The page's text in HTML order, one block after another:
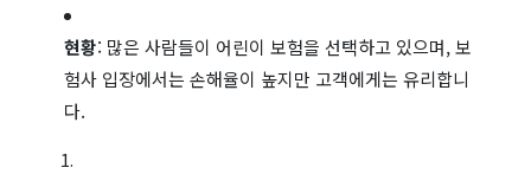
현황: 많은 사람들이 어린이 보험을 선택하고 있으며, 보
험사 입장에서는 손해율이 높지만 고객에게는 유리합니
다.